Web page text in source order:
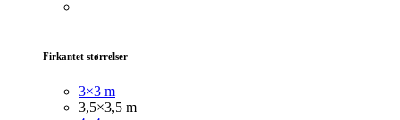
Firkantet størrelser
3×3 m
3,5×3,5 m